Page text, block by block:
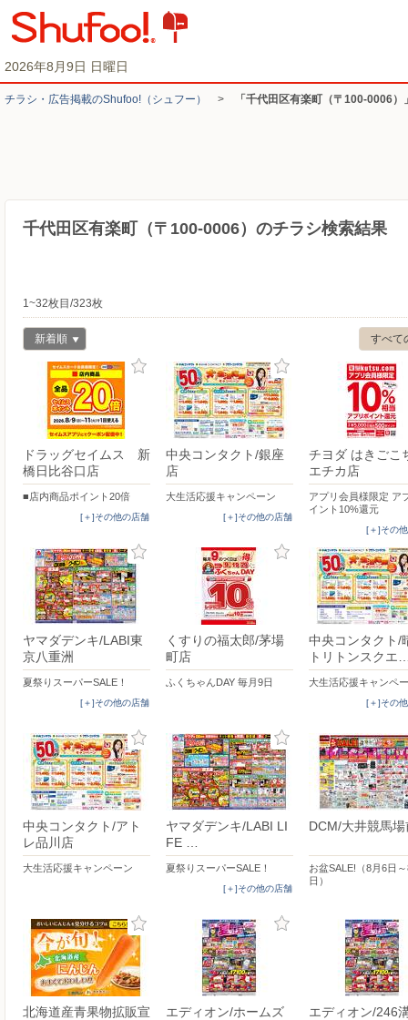
2026年8月9日 日曜日
チラシ・​広告掲載の​Shufoo!​（シュフー） > 「千代田区有楽町（〒100-0006
千代田区有楽町（〒100-0006）のチラシ検索結果
1~32枚目/323枚
すべて
新着順
ドラッグセイムス 新
橋日比谷口店
■店内商品ポイント20倍
[＋]その他の店舗
中央コンタクト/銀座
店
大生活応援キャンペーン
[＋]その他の店舗
チヨダ はきごこ
エチカ店
アプリ会員様限定 ア
イント10%還元
[＋]その
ヤマダデンキ/LABI東
京八重洲
夏祭りスーパーSALE！
[＋]その他の店舗
くすりの福太郎/茅場
町店
ふくちゃんDAY 毎月9日
中央コンタクト/
トリトンスクエ
大生活応援キャンペ
[＋]その
中央コンタクト/アト
レ品川店
大生活応援キャンペーン
ヤマダデンキ/LABI LI
FE …
夏祭りスーパーSALE！
[＋]その他の店舗
DCM/大井競馬
お盆SALE!（8月6日
日）
北海道産青果物拡販宣
エディオン/ホームズ
エディオン/246